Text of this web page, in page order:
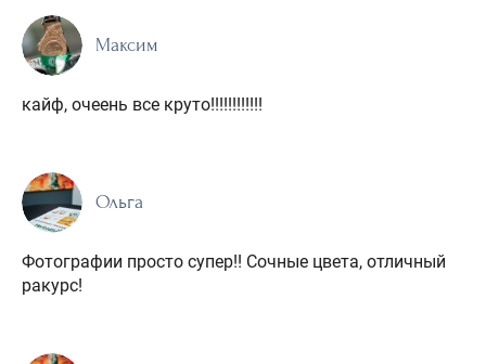
Максим
кайф, очеень все круто!!!!!!!!!!!!
Ольга
Фотографии просто супер!! Сочные цвета, отличный
ракурс!